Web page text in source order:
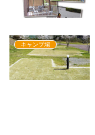
キャンプ場